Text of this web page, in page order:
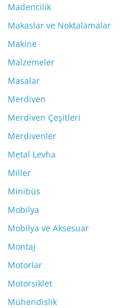
Madencilik
Makaslar ve Noktalamalar
Makine
Malzemeler
Masalar
Merdiven
Merdiven Çeşitleri
Merdivenler
Metal Levha
Miller
Minibüs
Mobilya
Mobilya ve Aksesuar
Montaj
Motorlar
Motorsiklet
Mühendislik